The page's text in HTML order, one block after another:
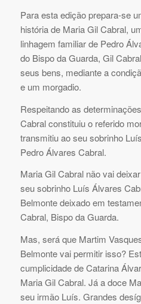
Para esta edição prepara-se
história de Maria Gil Cabral,
linhagem familiar de Pedro
do Bispo da Guarda, Gil
seus bens, mediante a
e um morgadio.
Respeitando as
Cabral constituiu o referido
transmitiu ao seu sobrinho
Pedro Álvares Cabral.
Maria Gil Cabral não vai
seu sobrinho Luís Álvares
Belmonte deixado em
Cabral, Bispo da Guarda.
Mas, será que Martim
Belmonte vai permitir isso?
cumplicidade de Catarina
Maria Gil Cabral. Já a doce
seu irmão Luís. Grandes